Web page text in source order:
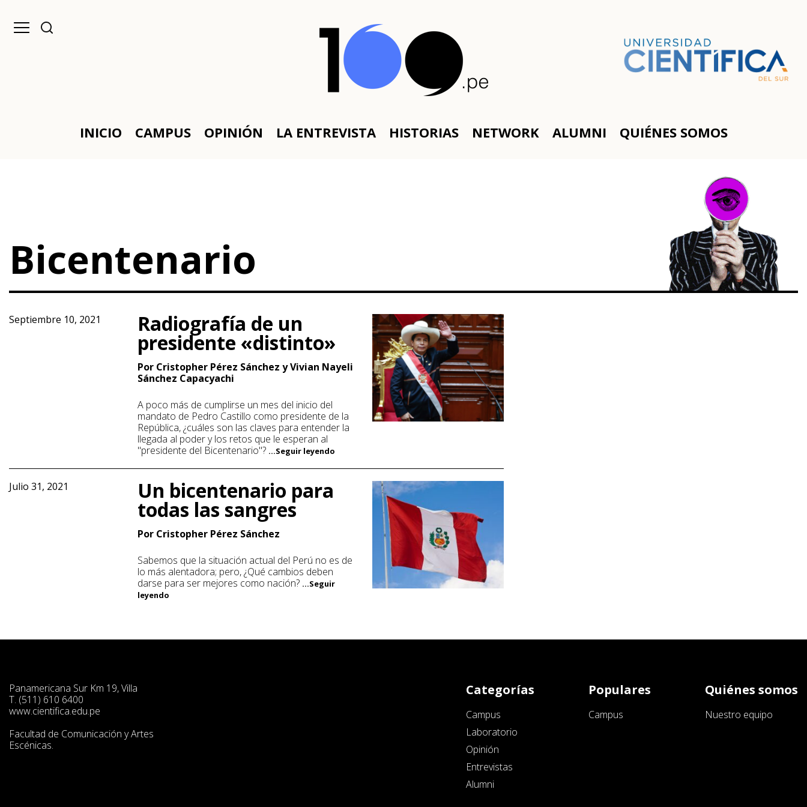
INICIO CAMPUS OPINIÓN LA ENTREVISTA HISTORIAS NETWORK ALUMNI QUIÉNES SOMOS
Bicentenario
Septiembre 10, 2021 Radiografía de un
presidente «distinto»
Por Cristopher Pérez Sánchez y Vivian Nayeli
Sánchez Capacyachi
A poco más de cumplirse un mes del inicio del
mandato de Pedro Castillo como presidente de la
República, ¿cuáles son las claves para entender la
llegada al poder y los retos que le esperan al
"presidente del Bicentenario"? ...Seguir leyendo
Julio 31, 2021 Un bicentenario para
todas las sangres
Por Cristopher Pérez Sánchez
Sabemos que la situación actual del Perú no es de
lo más alentadora; pero, ¿Qué cambios deben
darse para ser mejores como nación? ...Seguir
leyendo
Panamericana Sur Km 19, Villa
T. (511) 610 6400
www.cientifica.edu.pe
Facultad de Comunicación y Artes
Escénicas.
Categorías
Campus
Laboratorio
Opinión
Entrevistas
Alumni
Populares
Campus
Quiénes somos
Nuestro equipo